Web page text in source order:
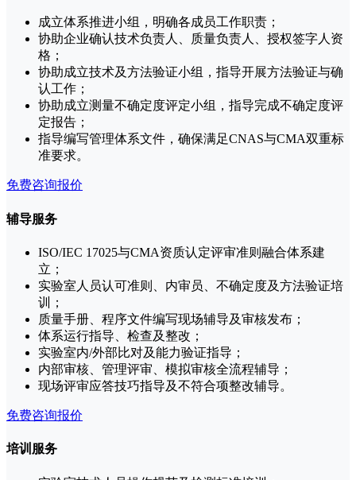
成立体系推进小组，明确各成员工作职责；
协助企业确认技术负责人、质量负责人、授权签字人资
格；
协助成立技术及方法验证小组，指导开展方法验证与确
认工作；
协助成立测量不确定度评定小组，指导完成不确定度评
定报告；
指导编写管理体系文件，确保满足CNAS与CMA双重标
准要求。
免费咨询报价
辅导服务
ISO/IEC 17025与CMA资质认定评审准则融合体系建
立；
实验室人员认可准则、内审员、不确定度及方法验证培
训；
质量手册、程序文件编写现场辅导及审核发布；
体系运行指导、检查及整改；
实验室内/外部比对及能力验证指导；
内部审核、管理评审、模拟审核全流程辅导；
现场评审应答技巧指导及不符合项整改辅导。
免费咨询报价
培训服务